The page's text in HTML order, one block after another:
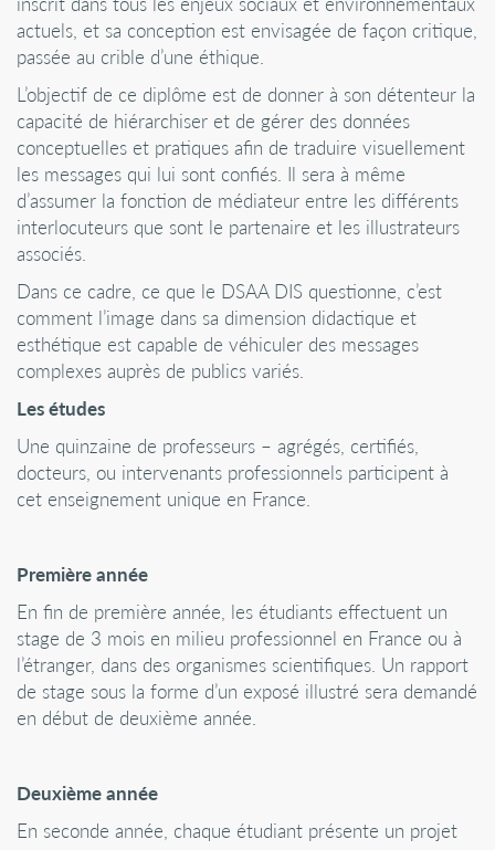
actuels, et sa conception est envisagée de façon critique,
passée au crible d’une éthique.
L’objectif de ce diplôme est de donner à son détenteur la
capacité de hiérarchiser et de gérer des données
conceptuelles et pratiques afin de traduire visuellement
les messages qui lui sont confiés. Il sera à même
d’assumer la fonction de médiateur entre les différents
interlocuteurs que sont le partenaire et les illustrateurs
associés.
Dans ce cadre, ce que le DSAA DIS questionne, c’est
comment l’image dans sa dimension didactique et
esthétique est capable de véhiculer des messages
complexes auprès de publics variés.
Les études
Une quinzaine de professeurs – agrégés, certifiés,
docteurs, ou intervenants professionnels participent à
cet enseignement unique en France.
Première année
En fin de première année, les étudiants effectuent un
stage de 3 mois en milieu professionnel en France ou à
l’étranger, dans des organismes scientifiques. Un rapport
de stage sous la forme d’un exposé illustré sera demandé
en début de deuxième année.
Deuxième année
En seconde année, chaque étudiant présente un projet